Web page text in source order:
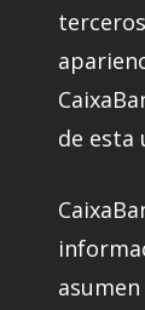
de esta